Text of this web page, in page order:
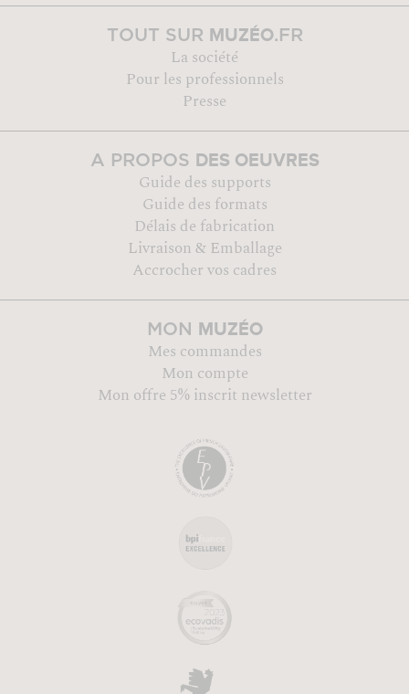
TOUT SUR MUZÉO.FR
La société
Pour les professionnels
Presse
A PROPOS DES OEUVRES
Guide des supports
Guide des formats
Délais de fabrication
Livraison & Emballage
Accrocher vos cadres
MON MUZÉO
Mes commandes
Mon compte
Mon offre 5% inscrit newsletter